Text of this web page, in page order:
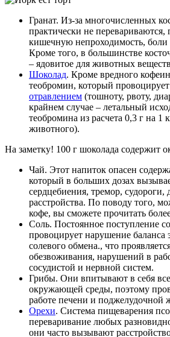
Гранат. Из-за многочисленных
практически не перевариваются,
кишечную непроходимость, боли
Кроме того, в большинстве
– ядовитое для животных
Шоколад. Кроме вредного
теобромин, который
отравлением (тошноту, рвоту,
крайнем случае – летальный
теобромина из расчета 0,3 г на 1
животного).
На заметку! 100 г шоколада содержит
Чай. Этот напиток опасен
который в больших дозах
сердцебиения, тремор,
расстройства. По поводу того,
кофе, вы сможете прочитать
Соль. Постоянное поступление
провоцирует нарушение баланса
солевого обмена., что
обезвоживания, нарушений в
сосудистой и нервной систем.
Грибы. Они впитывают в себя
окружающей среды, поэтому
работе печени и поджелудочной
Орехи. Система пищеварения
переваривание любых
они часто вызывают